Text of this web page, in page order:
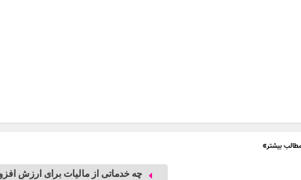
بیشتر»
چه خدماتی از مالیات برای ارزش